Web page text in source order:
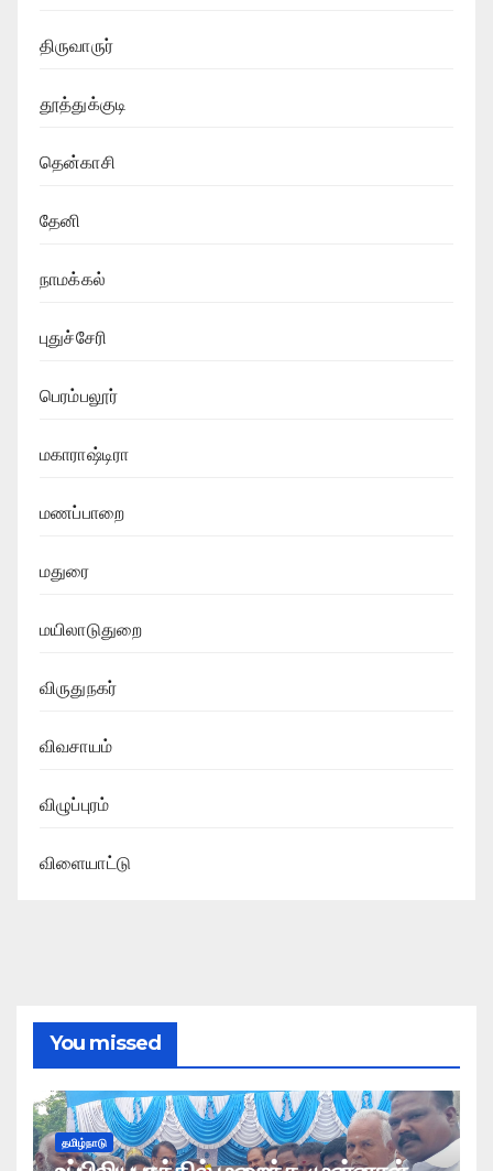
திருவாருர்
தூத்துக்குடி
தென்காசி
தேனி
நாமக்கல்
புதுச்சேரி
பெரம்பலூர்
மகாராஷ்டிரா
மணப்பாறை
மதுரை
மயிலாடுதுறை
விருதுநகர்
விவசாயம்
விழுப்புரம்
விளையாட்டு
You missed
தமிழ்நாடு